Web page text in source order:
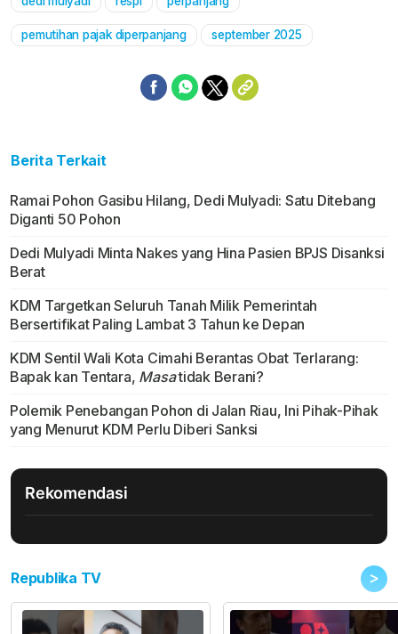
pemutihan pajak diperpanjang september 2025
Berita Terkait
Ramai Pohon Gasibu Hilang, Dedi Mulyadi: Satu Ditebang
Diganti 50 Pohon
Dedi Mulyadi Minta Nakes yang Hina Pasien BPJS Disanksi
Berat
KDM Targetkan Seluruh Tanah Milik Pemerintah
Bersertifikat Paling Lambat 3 Tahun ke Depan
KDM Sentil Wali Kota Cimahi Berantas Obat Terlarang:
Bapak kan Tentara, Masatidak Berani?
Polemik Penebangan Pohon di Jalan Riau, Ini Pihak-Pihak
yang Menurut KDM Perlu Diberi Sanksi
Rekomendasi
Republika TV >